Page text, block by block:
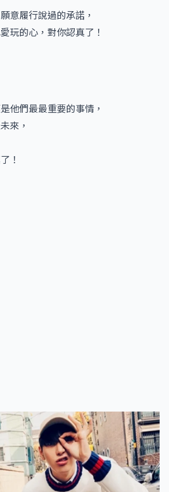
意履行說過的承諾，
玩的心，對你認真了！
他們最最重要的事情，
來，
！